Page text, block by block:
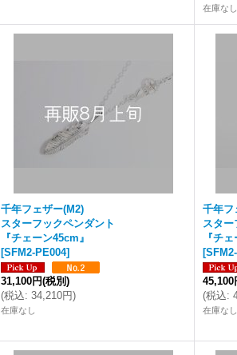
在庫なし
千年フェザー(M2)
スターフックペンダント
『チェーン45cm』
[SFM2-PE004]
31,100円(税別)
(税込: 34,210円)
在庫なし
千年フ
スター
『チ
[
45,100
(税込:
在庫なし